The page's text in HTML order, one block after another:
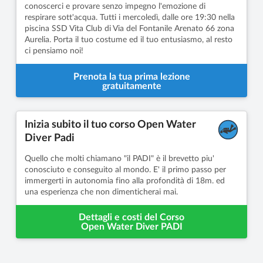
conoscerci e provare senzo impegno l'emozione di
respirare sott'acqua. Tutti i mercoledì, dalle ore 19:30 nella
piscina SSD Vita Club di Via del Fontanile Arenato 66 zona
Aurelia. Porta il tuo costume ed il tuo entusiasmo, al resto
ci pensiamo noi!
Prenota la tua prima lezione
gratuitamente
Inizia subito il tuo corso Open Water
Diver Padi
Quello che molti chiamano "il PADI" è il brevetto piu'
conosciuto e conseguito al mondo. E' il primo passo per
immergerti in autonomia fino alla profondità di 18m. ed
una esperienza che non dimenticherai mai.
Dettagli e costi del Corso
Open Water Diver PADI